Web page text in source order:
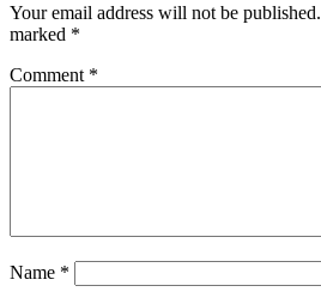
Your email address will not be published.
marked *
Comment *
Name *